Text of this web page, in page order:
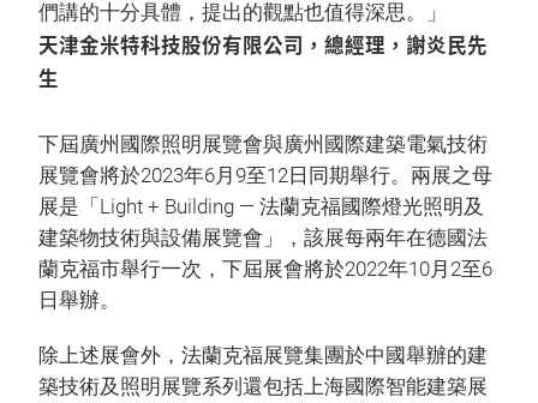
們講的十分具體，提出的觀點也值得深思。」
天津金米特科技股份有限公司，總經理，謝炎民先
生
下屆廣州國際照明展覽會與廣州國際建築電氣技術
展覽會將於2023年6月9至12日同期舉行。兩展之母
展是「Light + Building — 法蘭克福國際燈光照明及
建築物技術與設備展覽會」，該展每兩年在德國法
蘭克福市舉行一次，下屆展會將於2022年10月2至6
日舉辦。
除上述展會外，法蘭克福展覽集團於中國舉辦的建
築技術及照明展覽系列還包括上海國際智能建築展